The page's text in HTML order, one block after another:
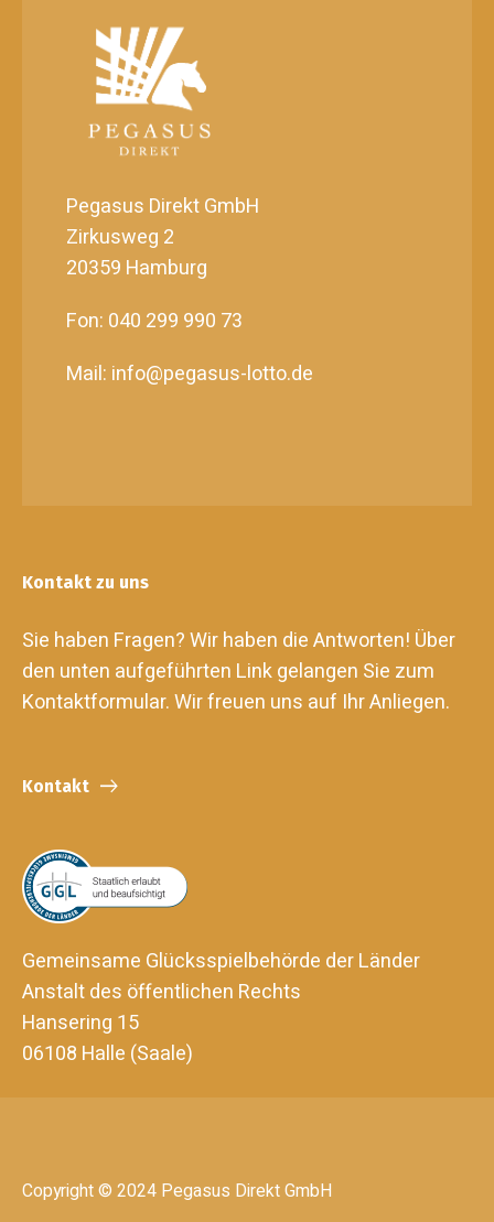
Pegasus Direkt GmbH
Zirkusweg 2
20359 Hamburg
Fon: 040 299 990 73
Mail: info@pegasus-lotto.de
Kontakt zu uns
Sie haben Fragen? Wir haben die Antworten! Über
den unten aufgeführten Link gelangen Sie zum
Kontaktformular. Wir freuen uns auf Ihr Anliegen.
Kontakt
Gemeinsame Glücksspielbehörde der Länder
Anstalt des öffentlichen Rechts
Hansering 15
06108 Halle (Saale)
Copyright © 2024 Pegasus Direkt GmbH